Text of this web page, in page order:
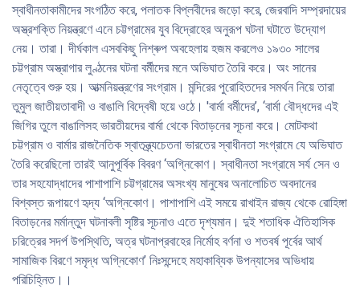
স্বাধীনতাকামীদের সংগঠিত করে, পলাতক বিপ্লবীদের জড়াে করে, জেরবাদি সম্প্রদায়ের
অস্ত্রশক্তি নিয়ন্ত্রণে এনে চট্টগ্রামের যুব বিদ্রোহের অনুরূপ ঘটনা ঘটাতে উদ্যোগ
নেয়। তারা। দীর্ঘকাল এসবকিছু নিশ্ৰুপ অবহেলায় হজম করলেও ১৯৩০ সালের
চট্টগ্রাম অস্ত্রাগার লুণ্ঠনের ঘটনা বর্মীদের মনে অভিঘাত তৈরি করে। অং সানের
নেতৃত্বে শুরু হয়। আত্মনিয়ন্ত্রণের সংগ্রাম। মন্দিরের পুরােহিতদের সমর্থন নিয়ে তারা
তুমুল জাতীয়তাবাদী ও বাঙালি বিদ্বেষী হয়ে ওঠে। 'বার্মা বর্মীদের’, ‘বার্মা বৌদ্ধদের এই
জিগির তুলে বাঙালিসহ ভারতীয়দের বার্মা থেকে বিতাড়নের সূচনা করে। মােটকথা
চট্টগ্রাম ও বার্মার রাজনৈতিক স্বাতন্ত্র্যচেতনা ভারতের স্বাধীনতা সংগ্রামে যে অভিঘাত
তৈরি করেছিলাে তারই আনুপূর্বিক বিবরণ ‘অগ্নিকোণ। স্বাধীনতা সংগ্রামে সর্য সেন ও
তার সহযােদ্ধাদের পাশাপাশি চট্টগ্রামের অসংখ্য মানুষের অনালােচিত অবদানের
বিশ্বস্ত রূপায়ণে হৃদ্য ‘অগ্নিকোণ। পাশাপাশি এই সময়ে রাখাইন রাজ্য থেকে রােহিঙ্গা
বিতাড়নের মর্মান্তুদ ঘটনাবলী সৃষ্টির সূচনাও এতে দৃশ্যমান। দুই শতাধিক ঐতিহাসিক
চরিত্রের সদর্প উপস্থিতি, অত্র ঘটনাপ্রবাহের নির্মোহ বর্ণনা ও শতবর্ষ পূর্বের আর্থ
সামাজিক বিরণে সমৃদ্ধ অগ্নিকোণ’ নিঃসন্দেহে মহাকাব্যিক উপন্যাসের অভিধায়
পরিচিহ্নিত।।